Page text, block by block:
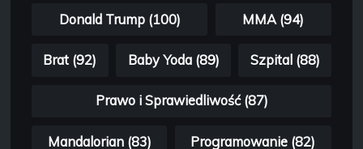
Donald Trump (100) MMA (94)
Brat (92) Baby Yoda (89) Szpital (88)
Prawo i Sprawiedliwość (87)
Mandalorian (83) Programowanie (82)